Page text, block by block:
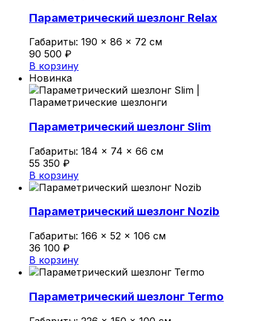
0
Обзор корзины
В корзине нет товаров.
Параметрический шезлонг Relax
Габариты: 190 × 86 × 72 см
90 500 ₽
В корзину
Новинка
Параметрический шезлонг Slim
Габариты: 184 × 74 × 66 см
55 350 ₽
В корзину
Параметрический шезлонг Nozib
Габариты: 166 × 52 × 106 см
36 100 ₽
В корзину
Параметрический шезлонг Termo